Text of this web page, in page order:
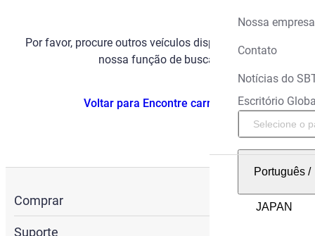
Nossa empresa
Contato
Notícias do
Escritório
Português/
Por favor, procure outros veículos disponíveis usando
nossa função de busca.
Voltar para Encontre carros
Comprar
Suporte